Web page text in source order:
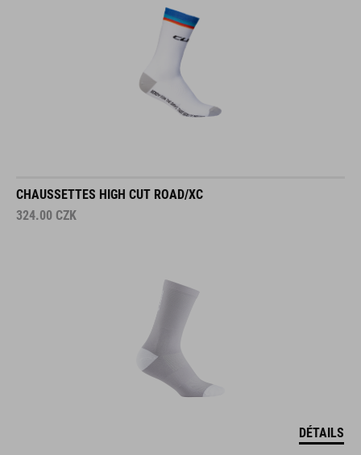
CHAUSSETTES HIGH CUT ROAD/XC
324.00 CZK
DÉTAILS